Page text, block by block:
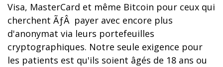
Visa, MasterCard et même Bitcoin pour ceux qui
cherchent ÃƒÂ payer avec encore plus
d'anonymat via leurs portefeuilles
cryptographiques. Notre seule exigence pour
les patients est qu'ils soient âgés de 18 ans ou